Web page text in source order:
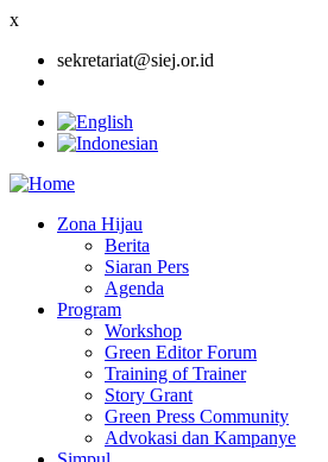
x
sekretariat@siej.or.id
navigation
Zona Hijau
Berita
Siaran Pers
Agenda
Program
Workshop
Green Editor Forum
Training of Trainer
Story Grant
Green Press Community
Advokasi dan Kampanye